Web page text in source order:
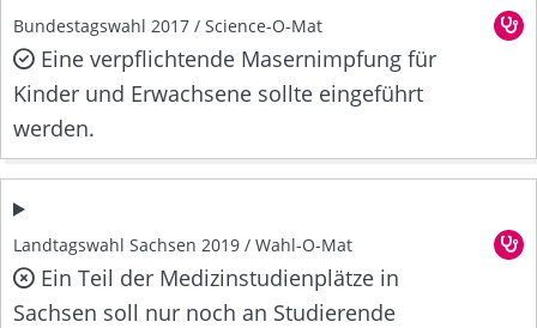
Bundestagswahl 2017 / Science-O-Mat
Eine verpflichtende Masernimpfung für
Kinder und Erwachsene sollte eingeführt
werden.
Landtagswahl Sachsen 2019 / Wahl-O-Mat
Ein Teil der Medizinstudienplätze in
Sachsen soll nur noch an Studierende